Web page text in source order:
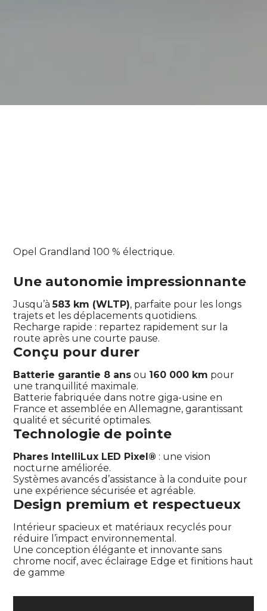
Opel Grandland 100 % électrique.
Une autonomie impressionnante
Jusqu’à583 km (WLTP), parfaite pour les longs
trajets et les déplacements quotidiens.
Recharge rapide : repartez rapidement sur la
route après une courte pause.
Conçu pour durer
Batterie garantie 8 ans ou 160 000 km pour
une tranquillité maximale.
Batterie fabriquée dans notre giga-usine en
France et assemblée en Allemagne, garantissant
qualité et sécurité optimales.
Technologie de pointe
Phares IntelliLux LED Pixel® : une vision
nocturne améliorée.
Systèmes avancés d’assistance à la conduite pour
une expérience sécurisée et agréable.
Design premium et respectueux
Intérieur spacieux et matériaux recyclés pour
réduire l’impact environnemental.
Une conception élégante et innovante sans
chrome nocif, avec éclairage Edge et finitions haut
de gamme